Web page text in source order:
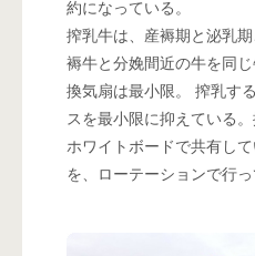
約になっている。
搾乳牛は、産褥期と泌乳
褥牛と分娩間近の牛を同
換気扇は最小限。 搾乳す
スを最小限に抑えている
ホワイトボードで共有し
を、ローテーションで行